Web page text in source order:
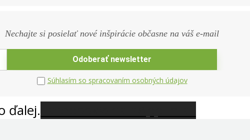
Nechajte si posielať nové inšpirácie občasne na váš e-mail
Súhlasím so spracovaním osobných údajov
ďalej.